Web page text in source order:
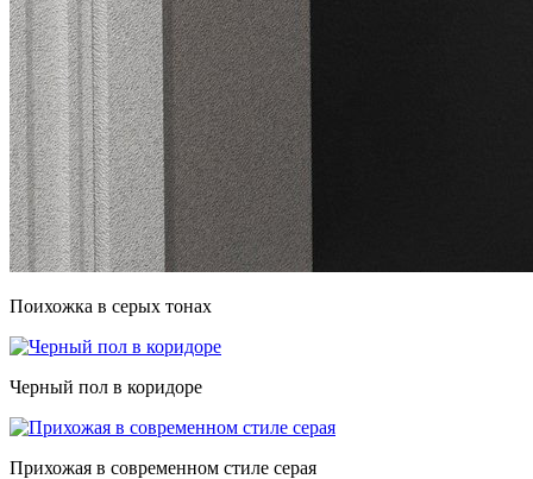
Поихожка в серых тонах
Черный пол в коридоре
Прихожая в современном стиле серая